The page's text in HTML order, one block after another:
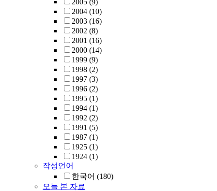
2005 (9)
2004 (10)
2003 (16)
2002 (8)
2001 (16)
2000 (14)
1999 (9)
1998 (2)
1997 (3)
1996 (2)
1995 (1)
1994 (1)
1992 (2)
1991 (5)
1987 (1)
1925 (1)
1924 (1)
작성언어
한국어 (180)
오늘 본 자료